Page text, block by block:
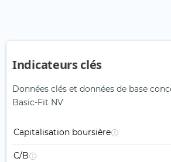
Indicateurs clés
Données clés et données de base
Basic-Fit NV
Capitalisation boursière
C/B